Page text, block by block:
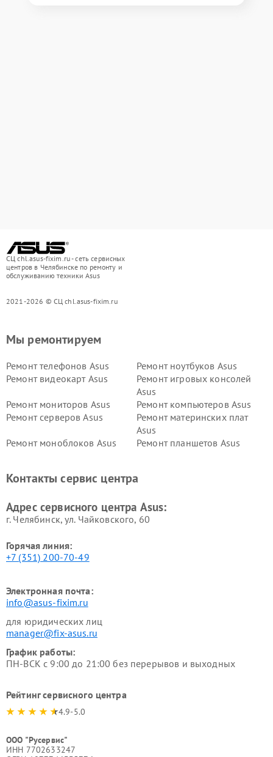
СЦ chl.asus-fixim.ru - сеть сервисных
центров в Челябинске по ремонту и
обслуживанию техники Asus
2021-2026 © СЦ chl.asus-fixim.ru
Мы ремонтируем
Ремонт телефонов Asus
Ремонт ноутбуков Asus
Ремонт видеокарт Asus
Ремонт игровых консолей
Asus
Ремонт мониторов Asus
Ремонт компьютеров Asus
Ремонт серверов Asus
Ремонт материнских плат
Asus
Ремонт моноблоков Asus
Ремонт планшетов Asus
Контакты сервис центра
Адрес сервисного центра Asus:
г. Челябинск, ул. Чайковского, 60
Горячая линия:
+7 (351) 200-70-49
Электронная почта:
info@asus-fixim.ru
для юридических лиц
manager@fix-asus.ru
График работы:
ПН-ВСК с 9:00 до 21:00 без перерывов и выходных
Рейтинг сервисного центра
4.9-5.0
ООО "Русервис"
ИНН 7702633247